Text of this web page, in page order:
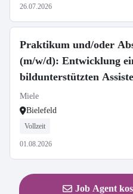
26.07.2026
Praktikum und/oder
(m/w/d): Entwicklung
bildunterstützten
für die Montage
Miele
Bielefeld
Vollzeit
01.08.2026
Job Agent